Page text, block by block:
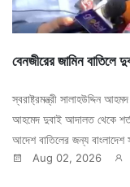
বেনজীরের জামিন বাতিলে
স্বরাষ্ট্রমন্ত্রী সালাহউদ্দিন
আহমেদ দুবাই আদালত থেকে শর্ত
আদেশ বাতিলের জন্য বাংলাদেশ
Aug 02, 2026